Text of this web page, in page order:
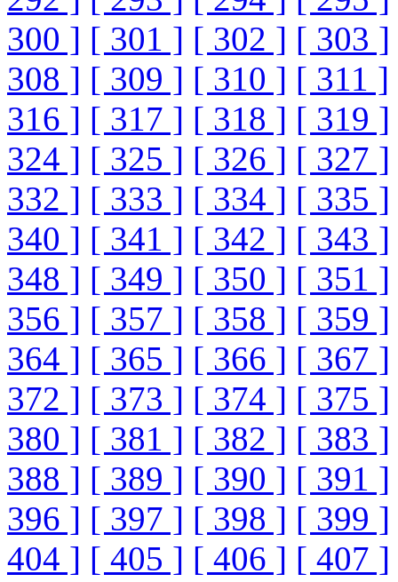
300 ] [ 301 ] [ 302 ] [ 303 ]
308 ] [ 309 ] [ 310 ] [ 311 ]
316 ] [ 317 ] [ 318 ] [ 319 ]
324 ] [ 325 ] [ 326 ] [ 327 ]
332 ] [ 333 ] [ 334 ] [ 335 ]
340 ] [ 341 ] [ 342 ] [ 343 ]
348 ] [ 349 ] [ 350 ] [ 351 ]
356 ] [ 357 ] [ 358 ] [ 359 ]
364 ] [ 365 ] [ 366 ] [ 367 ]
372 ] [ 373 ] [ 374 ] [ 375 ]
380 ] [ 381 ] [ 382 ] [ 383 ]
388 ] [ 389 ] [ 390 ] [ 391 ]
396 ] [ 397 ] [ 398 ] [ 399 ]
404 ] [ 405 ] [ 406 ] [ 407 ]